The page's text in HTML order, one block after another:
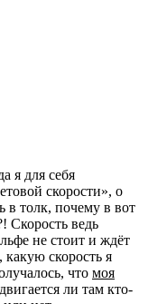
я для себя
скорости», о
в толк, почему в вот
Скорость ведь
не стоит и ждёт
скорость я
что моя
ли там кто-